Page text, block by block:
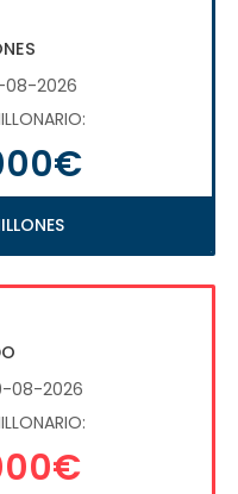
08-2026
08-2026